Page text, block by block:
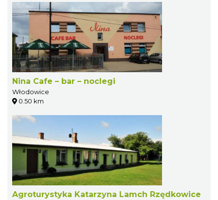
Nina Cafe – bar – noclegi
Włodowice
0.50 km
Agroturystyka Katarzyna Lamch Rzędkowice